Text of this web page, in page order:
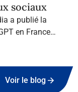
sociaux
a publié la
en France
Voir le blog